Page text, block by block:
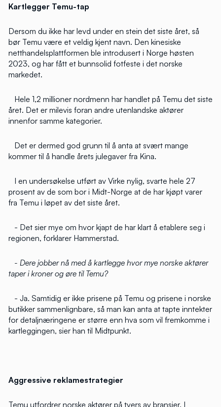
Kartlegger Temu-tap
Dersom du ikke har levd under en stein det siste året, så
bør Temu være et veldig kjent navn. Den kinesiske
netthandelsplattformen ble introdusert i Norge høsten
2023, og har fått et bunnsolid fotfeste i det norske
markedet.
Hele 1,2 millioner nordmenn har handlet på Temu det siste
året. Det er milevis foran andre utenlandske aktører
innenfor samme kategorier.
Det er dermed god grunn til å anta at svært mange
kommer til å handle årets julegaver fra Kina.
I en undersøkelse utført av Virke nylig, svarte hele 27
prosent av de som bor i Midt-Norge at de har kjøpt varer
fra Temu i løpet av det siste året.
- Det sier mye om hvor kjapt de har klart å etablere seg i
regionen, forklarer Hammerstad.
- Dere jobber nå med å kartlegge hvor mye norske aktører
taper i kroner og øre til Temu?
- Ja. Samtidig er ikke prisene på Temu og prisene i norske
butikker sammenlignbare, så man kan anta at tapte inntekter
for detaljnæringene er større enn hva som vil fremkomme i
kartleggingen, sier han til Midtpunkt.
Aggressive reklamestrategier
Temu utfordrer norske aktører på tvers av bransjer. I